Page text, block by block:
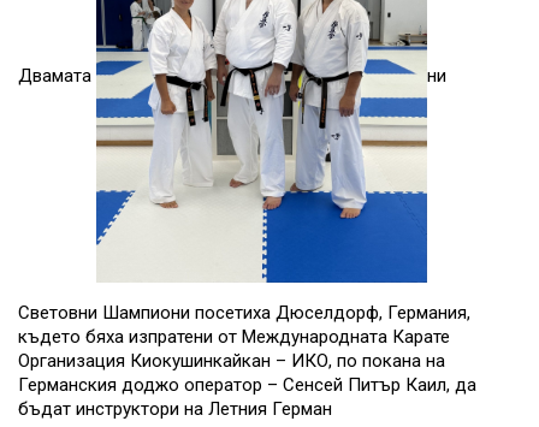
Двамата ни
Световни Шампиони посетиха Дюселдорф, Германия,
където бяха изпратени от Международната Карате
Организация Киокушинкайкан – ИКО, по покана на
Германския доджо оператор – Сенсей Питър Каил, да
бъдат инструктори на Летния Герман